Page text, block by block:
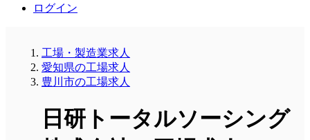
ログイン
工場・製造業求人
愛知県の工場求人
豊川市の工場求人
日研トータルソーシング